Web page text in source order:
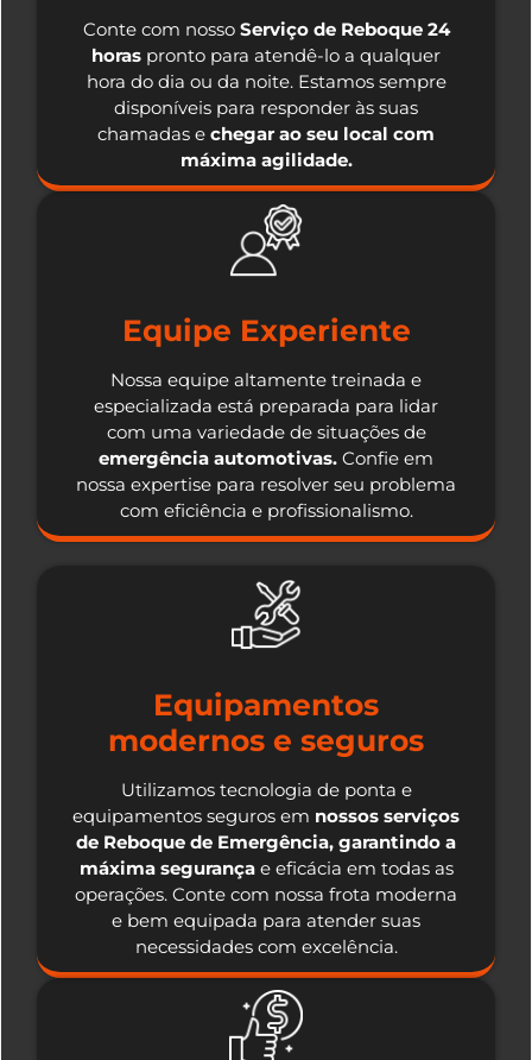
Conte com nosso Serviço de Reboque 24
horas pronto para atendê-lo a qualquer
hora do dia ou da noite. Estamos sempre
disponíveis para responder às suas
chamadas e chegar ao seu local com
máxima agilidade.
Equipe Experiente
Nossa equipe altamente treinada e
especializada está preparada para lidar
com uma variedade de situações de
emergência automotivas. Confie em
nossa expertise para resolver seu problema
com eficiência e profissionalismo.
Equipamentos
modernos e seguros
Utilizamos tecnologia de ponta e
equipamentos seguros em nossos serviços
de Reboque de Emergência, garantindo a
máxima segurançae eficácia em todas as
operações. Conte com nossa frota moderna
e bem equipada para atender suas
necessidades com excelência.